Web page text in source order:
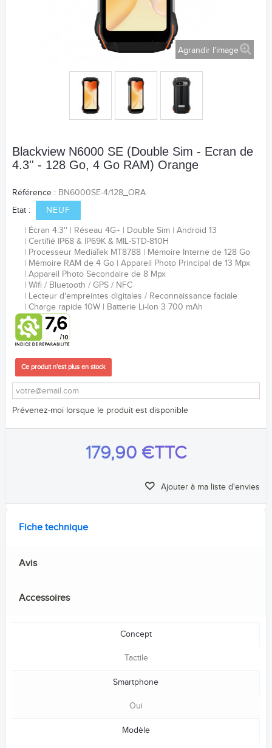
Agrandir l'image
Blackview N6000 SE (Double Sim - Ecran de
4.3'' - 128 Go, 4 Go RAM) Orange
Référence : BN6000SE-4/128_ORA
Etat :
NEUF
Écran 4.3'' Réseau 4G+ Double Sim
Android 13
Certifié IP68 & IP69K & MIL-STD-810H
Processeur MediaTek MT8788
Mémoire Interne de 128 Go
Mémoire RAM de 4 Go
Appareil Photo Principal de 13 Mpx
Appareil Photo Secondaire de 8 Mpx
Wifi / Bluetooth / GPS / NFC
Lecteur d'empreintes digitales / Reconnaissance faciale
Charge rapide 10W
Batterie Li-Ion 3 700 mAh
Ce produit n'est plus en stock
Prévenez-moi lorsque le produit est disponible
179,90 €TTC
Ajouter à ma liste d'envies
Fiche technique
Avis
Accessoires
Concept
Tactile
Smartphone
Oui
Modèle